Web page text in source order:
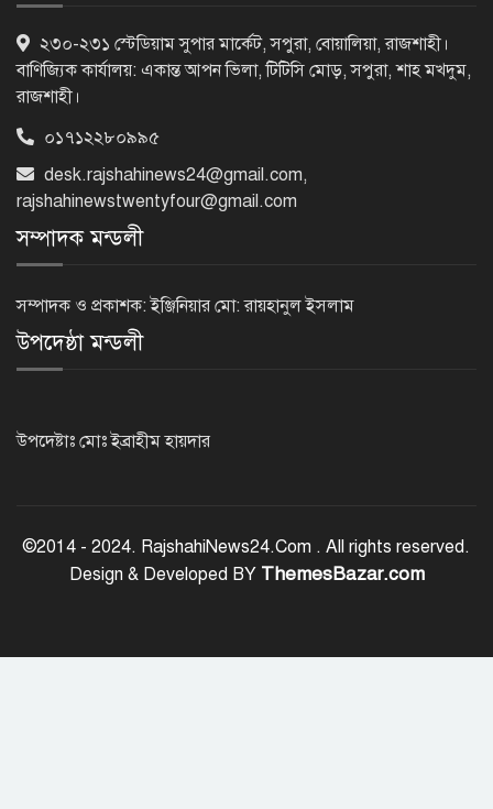
৫ আগস্ট গণতান্ত্রিক রাজনৈতিক অধিকার
পুনঃপ্রতিষ্ঠার দিন: প্রধানমন্ত্রী
ফাইনালে সান্তোস
২৩০-২৩১ স্টেডিয়াম সুপার মার্কেট, সপুরা, বোয়ালিয়া, রাজশাহী।
বাণিজ্যিক কার্যালয়: একান্ত আপন ভিলা, টিটিসি মোড়, সপুরা, শাহ মখদুম,
রাজশাহী।
০১৭১২২৮০৯৯৫
desk.rajshahinews24@gmail.com,
rajshahinewstwentyfour@gmail.com
সম্পাদক মন্ডলী
সম্পাদক ও প্রকাশক: ইঞ্জিনিয়ার মো: রায়হানুল ইসলাম
উপদেষ্ঠা মন্ডলী
উপদেষ্টাঃ মোঃ ইব্রাহীম হায়দার
©2014 - 2024. RajshahiNews24.Com . All rights reserved.
Design & Developed BY ThemesBazar.com